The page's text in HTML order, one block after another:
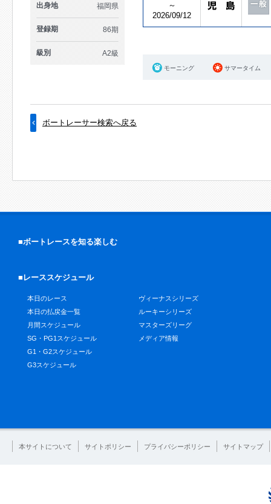
出身地 福岡県
登録期 86期
級別 A2級
～
2026/09/12
モーニング サマータイム
ボートレーサー検索へ戻る
■ボートレースを知る楽しむ
■レーススケジュール
本日のレース
本日の払戻金一覧
月間スケジュール
SG・PG1スケジュール
G1・G2スケジュール
G3スケジュール
ヴィーナスシリーズ
ルーキーシリーズ
マスターズリーグ
メディア情報
本サイトについて サイトポリシー プライバシーポリシー サイトマップ